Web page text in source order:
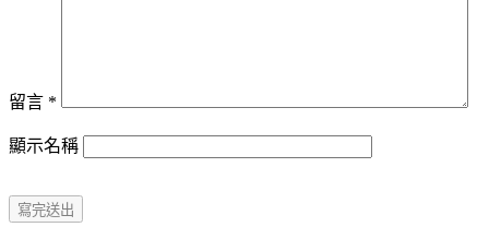
留言 *
顯示名稱